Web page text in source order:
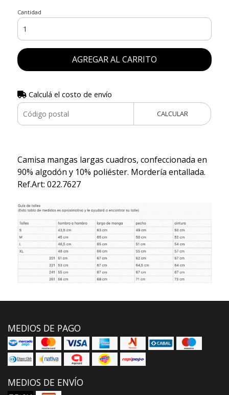
Cantidad
AGREGAR AL CARRITO
Calculá el costo de envío
CALCULAR
Camisa mangas largas cuadros, confeccionada en
90% algodón y 10% poliéster. Mordería entallada.
Ref.Art: 022.7627
MEDIOS DE PAGO
MEDIOS DE ENVÍO